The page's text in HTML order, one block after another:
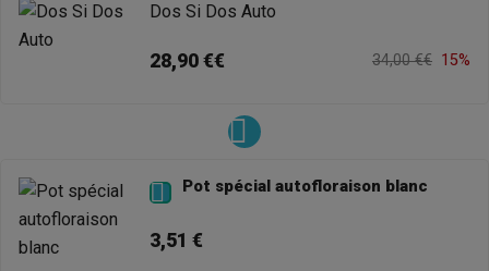
Dos Si Dos Auto
28,90 €€ 34,00 €€ 15%
 Pot spécial autofloraison blanc
3,51 €